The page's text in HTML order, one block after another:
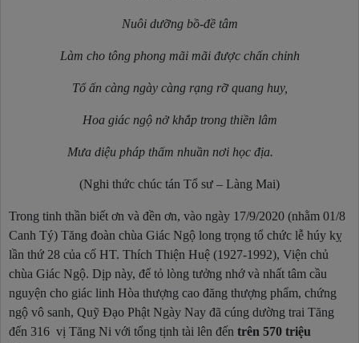
Nuôi dưỡng bồ-đề tâm
Làm cho tông phong mãi mãi được chấn chỉnh
Tổ ấn càng ngày càng rạng rỡ quang huy,
Hoa giác ngộ nở khắp trong thiền lâm
Mưa diệu pháp thấm nhuần nơi học địa.
(Nghi thức chúc tán Tổ sư – Làng Mai)
Trong tinh thần biết ơn và đền ơn, vào ngày 17/9/2020 (nhằm 01/8
Canh Tý) Tăng đoàn chùa Giác Ngộ long trọng tổ chức lễ húy kỵ
lần thứ 28 của cố HT. Thích Thiện Huệ (1927-1992), Viện chủ
chùa Giác Ngộ. Dịp này, để tỏ lòng tưởng nhớ và nhất tâm cầu
nguyện cho giác linh Hòa thượng cao đăng thượng phẩm, chứng
ngộ vô sanh, Quỹ Đạo Phật Ngày Nay đã cúng dường trai Tăng
đến 316 vị Tăng Ni với tổng tịnh tài lên đến trên 570 triệu